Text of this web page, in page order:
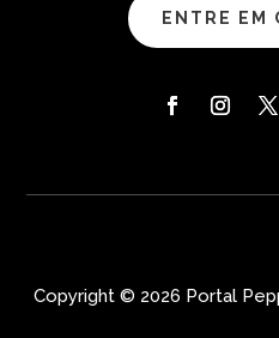
ENTRE EM
Copyright © 2026 Portal